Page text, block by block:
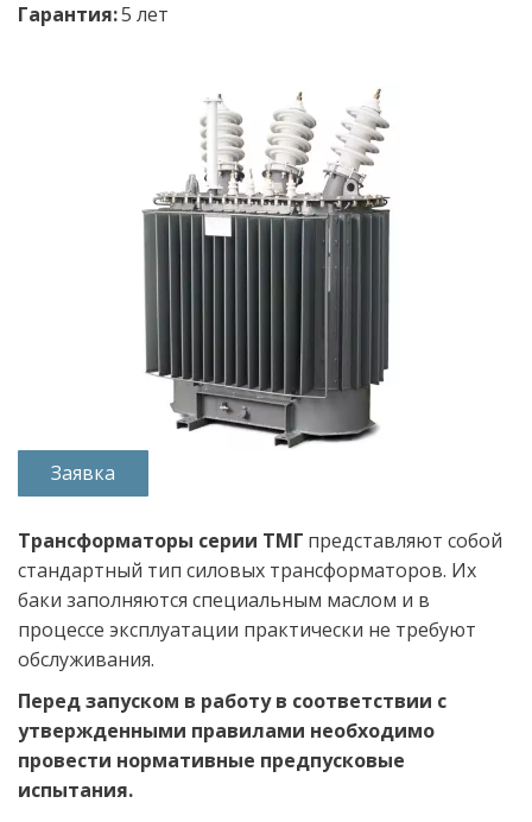
Гарантия: 5 лет
Заявка
Трансформаторы серии ТМГ представляют собой
стандартный тип силовых трансформаторов. Их
баки заполняются специальным маслом и в
процессе эксплуатации практически не требуют
обслуживания.
Перед запуском в работу в соответствии с
утвержденными правилами необходимо
провести нормативные предпусковые
испытания.